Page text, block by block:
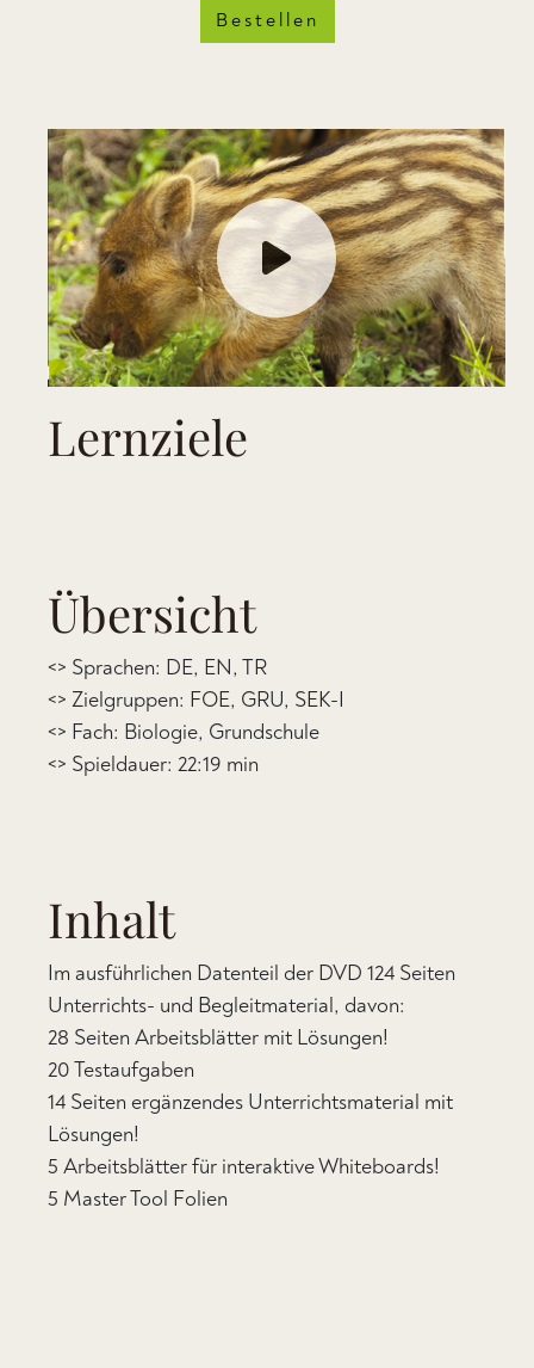
Bestellen
Lernziele
Übersicht
<> Sprachen: DE, EN, TR
<> Zielgruppen: FOE, GRU, SEK-I
<> Fach: Biologie, Grundschule
<> Spieldauer: 22:19 min
Inhalt
Im ausführlichen Datenteil der DVD 124 Seiten
Unterrichts- und Begleitmaterial, davon:
28 Seiten Arbeitsblätter mit Lösungen!
20 Testaufgaben
14 Seiten ergänzendes Unterrichtsmaterial mit
Lösungen!
5 Arbeitsblätter für interaktive Whiteboards!
5 Master Tool Folien